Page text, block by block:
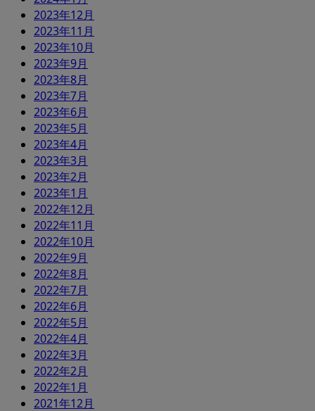
2023年12月
2023年11月
2023年10月
2023年9月
2023年8月
2023年7月
2023年6月
2023年5月
2023年4月
2023年3月
2023年2月
2023年1月
2022年12月
2022年11月
2022年10月
2022年9月
2022年8月
2022年7月
2022年6月
2022年5月
2022年4月
2022年3月
2022年2月
2022年1月
2021年12月